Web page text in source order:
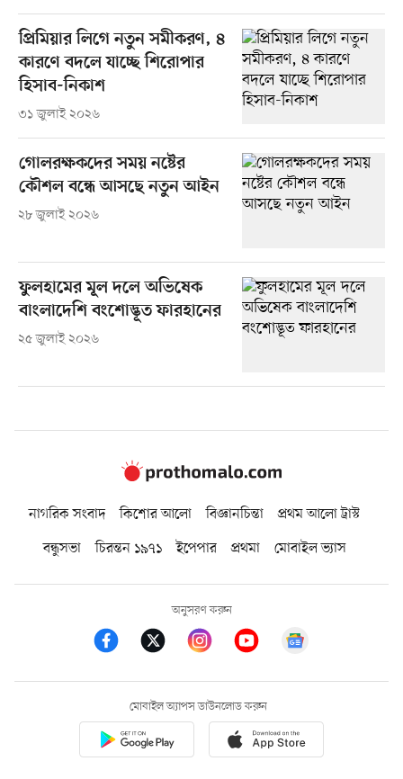
প্রিমিয়ার লিগে নতুন সমীকরণ, ৪
কারণে বদলে যাচ্ছে শিরোপার
হিসাব-নিকাশ
৩১ জুলাই ২০২৬
গোলরক্ষকদের সময় নষ্টের
কৌশল বন্ধে আসছে নতুন আইন
২৮ জুলাই ২০২৬
ফুলহামের মূল দলে অভিষেক
বাংলাদেশি বংশোদ্ভূত ফারহানের
২৫ জুলাই ২০২৬
নাগরিক সংবাদ কিশোর আলো বিজ্ঞানচিন্তা
প্রথম আলো ট্রাস্ট
বন্ধুসভা
চিরন্তন ১৯৭১ ইপেপার প্রথমা মোবাইল ভ্যাস
অনুসরণ করুন
মোবাইল অ্যাপস ডাউনলোড করুন